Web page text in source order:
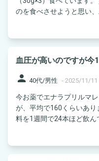
のを食べさせようと思い、
血圧が高いのですが今
person 40代/男性 - 2025/11/11
今お薬でエナラプリルマ
が、平均で160くらいあ
料を1週間で24本ほど飲ん